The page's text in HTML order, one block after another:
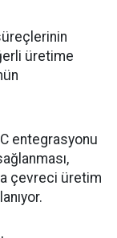
üretime
entegrasyonu
çevreci üretim